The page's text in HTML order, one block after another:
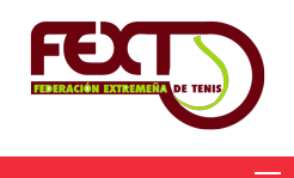
content